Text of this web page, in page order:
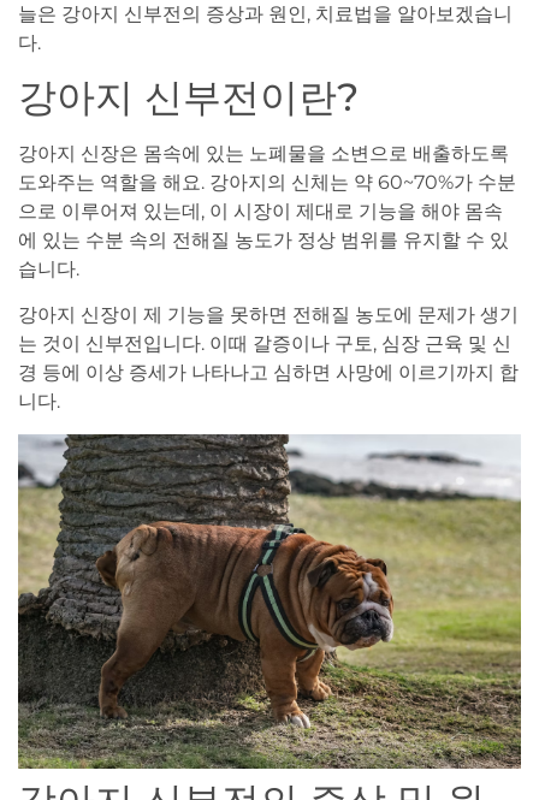
늘은 강아지 신부전의 증상과 원인, 치료법을 알아보겠습니
다.
강아지 신부전이란?
강아지 신장은 몸속에 있는 노폐물을 소변으로 배출하도록
도와주는 역할을 해요. 강아지의 신체는 약 60~70%가 수분
으로 이루어져 있는데, 이 시장이 제대로 기능을 해야 몸속
에 있는 수분 속의 전해질 농도가 정상 범위를 유지할 수 있
습니다.
강아지 신장이 제 기능을 못하면 전해질 농도에 문제가 생기
는 것이 신부전입니다. 이때 갈증이나 구토, 심장 근육 및 신
경 등에 이상 증세가 나타나고 심하면 사망에 이르기까지 합
니다.